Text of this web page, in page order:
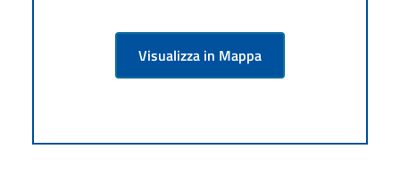
Visualizza in Mappa